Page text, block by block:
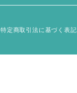
特定商取引法に基づく表記